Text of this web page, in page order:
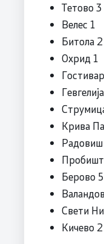
Тетово 3
Велес 1
Битола 2
Охрид 1
Крива
Берово 5
Свети
Кичево 2